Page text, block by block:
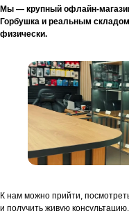
Мы — крупный офлайн-
Горбушка и реальным
физически.
К нам можно прийти,
и получить живую